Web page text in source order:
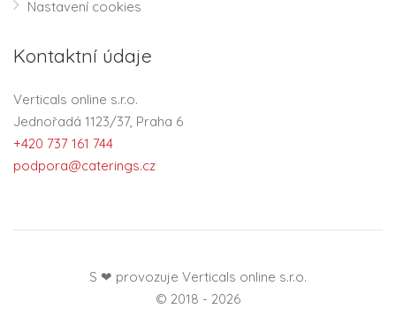
Nastavení cookies
Kontaktní údaje
Verticals online s.r.o.
Jednořadá 1123/37, Praha 6
+420 737 161 744
podpora@caterings.cz
S ❤ provozuje Verticals online s.r.o.
© 2018 - 2026